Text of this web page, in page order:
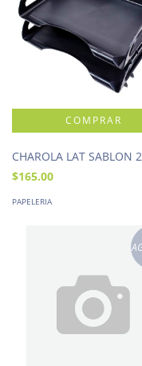
CHAROLA LAT SABLON
$165.00
PAPELERIA